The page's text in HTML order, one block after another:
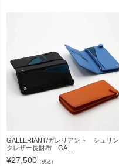
GALLERIANT/ガレリアント シュリン
クレザー長財布 GA...
¥27,500 （税込）